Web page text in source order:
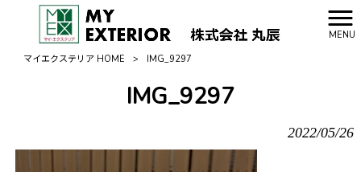
MENU
マイエクステリア HOME
> IMG_9297
IMG_9297
2022/05/26